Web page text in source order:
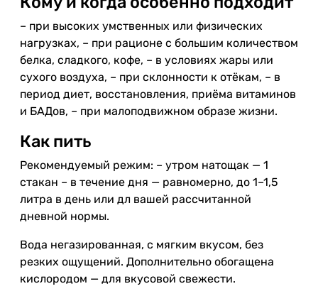
– при высоких умственных или физических
нагрузках, – при рационе с большим количеством
белка, сладкого, кофе, – в условиях жары или
сухого воздуха, – при склонности к отёкам, – в
период диет, восстановления, приёма витаминов
и БАДов, – при малоподвижном образе жизни.
Как пить
Рекомендуемый режим: – утром натощак — 1
стакан – в течение дня — равномерно, до 1–1,5
литра в день или дл вашей рассчитанной
дневной нормы.
Вода негазированная, с мягким вкусом, без
резких ощущений. Дополнительно обогащена
кислородом — для вкусовой свежести.